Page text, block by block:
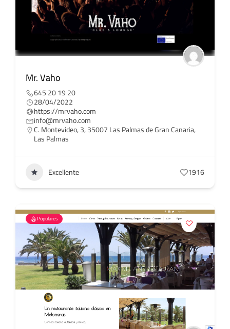
Mr. Vaho
645 20 19 20
28/04/2022
https://mrvaho.com
info@mrvaho.com
C. Montevideo, 3, 35007 Las Palmas de Gran Canaria,
Las Palmas
Excellente 1916
Populares